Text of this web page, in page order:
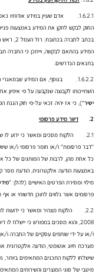
1.6.2.1. אדם שעיין במידע אודותיו
החוק לבקש לתקן את המידע באמצעות
המידע בהתאם לבקשה, וייתכן כי החברה
בתנאים הנדרשים.
1.6.2.2. בנוסף, אם המידע
השתייכותו לקבוצה שנקבעה על פי
ישיר"), כי אז יהיה זכאי על-פי חוק הגנת הפרטיות, התשמ"א-1981 לדרוש
2. דיוור מידע פרסומי
2.1. הלקוח מסכים ומאשר כי ידוע
"דבר פרסומת" ו/או חומר פרסומי ו/או
כל אחת מהן, לרבות של המותגים של כל אחת מהן כמפורט
באמצעות הודעה אלקטרונית, הודעת
מילוי ומסירת הפרטים האישיים (להלן: "
פרסומים אשר נלווים לתוכן חדשותי או אף
2008, והוא מסכים במפורש כי יישלח
ו/או על ידי שותפים עסקיים של החברה ו/
מערכת חיוג אוטומטי, הודעה אלקטרונית
שישלחו ללקוח התכנים המתאימים ביותר,
מיטבי של סוגי המוצרים והשירותים